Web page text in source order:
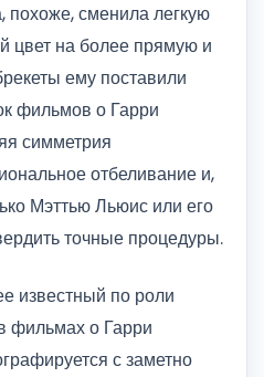
сменила легкую
цвет на более прямую и
ему поставили
фильмов о Гарри
симметрия
отбеливание и,
Мэттью Льюис или его
точные процедуры.
известный по роли
фильмах о Гарри
с заметно